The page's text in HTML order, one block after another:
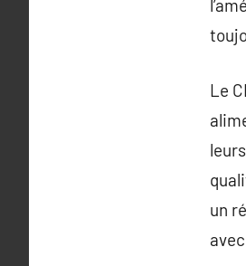
Le
un